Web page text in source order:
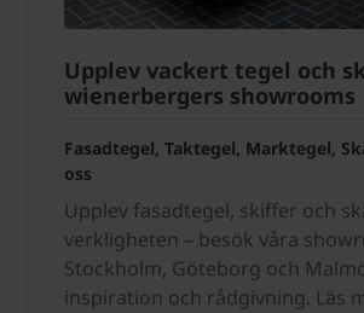
Upplev vackert tegel och
wienerbergers showrooms
Fasadtegel, Taktegel, Marktegel,
oss
Upplev fasadtegel, skiffer och
verkligheten – besök våra
Stockholm, Göteborg och
inspiration och rådgivning. Läs